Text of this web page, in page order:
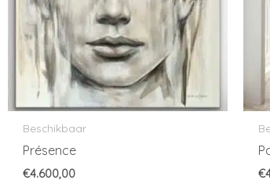
Beschikbaar
Présence
€4.600,00 €